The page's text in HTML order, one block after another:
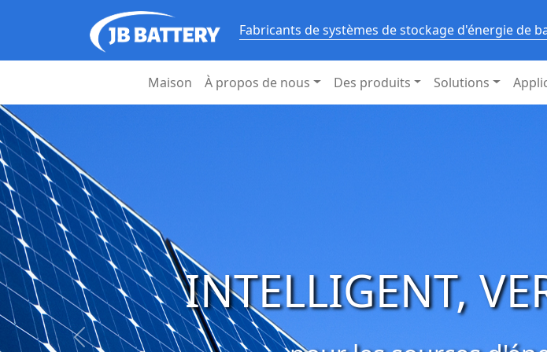
Fabricants de systèmes de stockage d'énergie de
Maison À propos de nous Des produits Solutions
Système de
Stocker l'énergie solaire et
Précédent